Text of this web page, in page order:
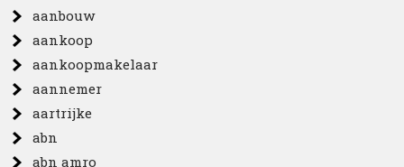
aanbouw
aankoop
aankoopmakelaar
aannemer
aartrijke
abn
abn amro